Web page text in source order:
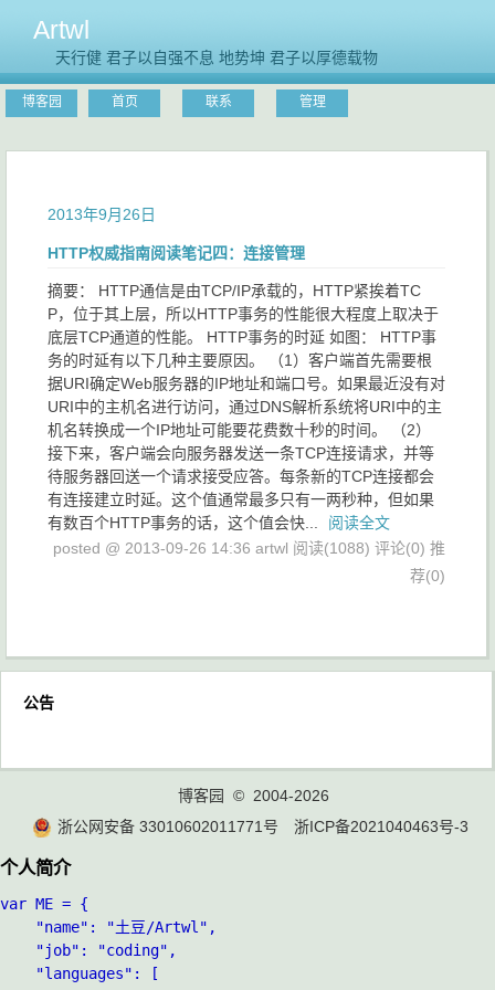
Artwl
天行健 君子以自强不息 地势坤 君子以厚德载物
博客园 首页 联系 管理
2013年9月26日
HTTP权威指南阅读笔记四：连接管理
摘要： HTTP通信是由TCP/IP承载的，HTTP紧挨着TC
P，位于其上层，所以HTTP事务的性能很大程度上取决于
底层TCP通道的性能。 HTTP事务的时延 如图： HTTP事
务的时延有以下几种主要原因。 （1）客户端首先需要根
据URI确定Web服务器的IP地址和端口号。如果最近没有对
URI中的主机名进行访问，通过DNS解析系统将URI中的主
机名转换成一个IP地址可能要花费数十秒的时间。 （2）
接下来，客户端会向服务器发送一条TCP连接请求，并等
待服务器回送一个请求接受应答。每条新的TCP连接都会
有连接建立时延。这个值通常最多只有一两秒种，但如果
有数百个HTTP事务的话，这个值会快...
阅读全文
posted @ 2013-09-26 14:36 artwl 阅读(1088) 评论(0) 推
荐(0)
公告
博客园
© 2004-2026
浙公网安备 33010602011771号
浙ICP备2021040463号-3
个人简介
var ME = {